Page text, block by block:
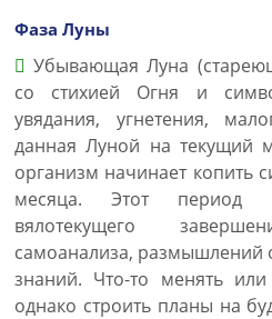
Фаза Луны
Убывающая Луна
со стихией Огня и
увядания, угнетения,
данная Луной на текущий
организм начинает копить
месяца. Этот период
вялотекущего
самоанализа, размышлений
знаний. Что-то менять
однако строить планы на